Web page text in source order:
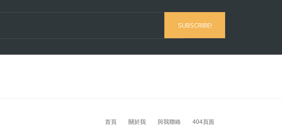
首頁 關於我 與我聯絡 404頁面